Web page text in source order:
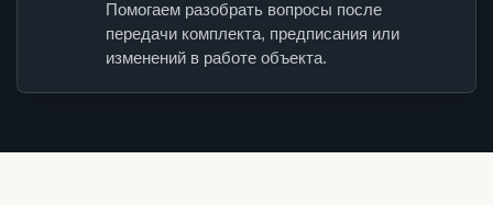
Помогаем разобрать вопросы после
передачи комплекта, предписания или
изменений в работе объекта.